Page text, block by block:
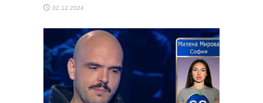
02.12.2024